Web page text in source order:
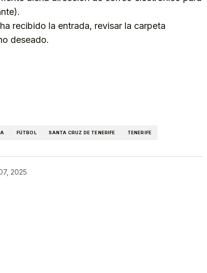
recibido la entrada, revisar la carpeta
deseado.
FÚTBOL SANTA CRUZ DE TENERIFE TENERIFE
2025